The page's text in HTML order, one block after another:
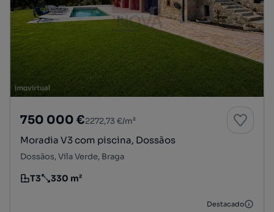
750 000 €2272,73 €/m²
Moradia V3 com piscina, Dossãos
Dossãos, Vila Verde, Braga
Tipologia
T3
Preço por metro quadrado
330 m²
Destacado